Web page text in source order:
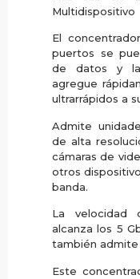
Multidispositivo
El
puertos se
de datos y
agregue
ultrarrápidos a
Admite
de alta
cámaras de
otros
banda.
La velocidad
alcanza los 5
también admite
Este